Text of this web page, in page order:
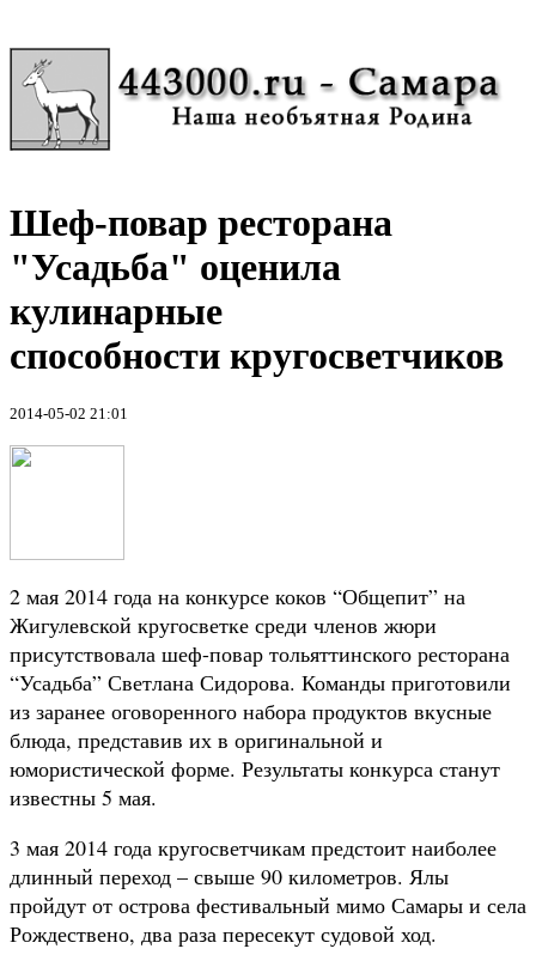
Шеф-повар ресторана
"Усадьба" оценила
кулинарные
способности кругосветчиков
2014-05-02 21:01
2 мая 2014 года на конкурсе коков “Общепит” на
Жигулевской кругосветке среди членов жюри
присутствовала шеф-повар тольяттинского ресторана
“Усадьба” Светлана Сидорова. Команды приготовили
из заранее оговоренного набора продуктов вкусные
блюда, представив их в оригинальной и
юмористической форме. Результаты конкурса станут
известны 5 мая.
3 мая 2014 года кругосветчикам предстоит наиболее
длинный переход – свыше 90 километров. Ялы
пройдут от острова фестивальный мимо Самары и села
Рождествено, два раза пересекут судовой ход.